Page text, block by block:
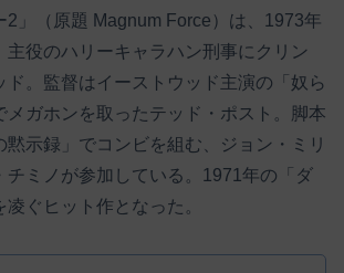
2」（原題 Magnum Force）は、1973年
主役のハリーキャラハン刑事にクリン
ド。監督はイーストウッド主演の「奴ら
メガホンを取ったテッド・ポスト。脚本
黙示録」でコンビを組む、ジョン・ミリ
チミノが参加している。1971年の「ダ
ぐヒット作となった。